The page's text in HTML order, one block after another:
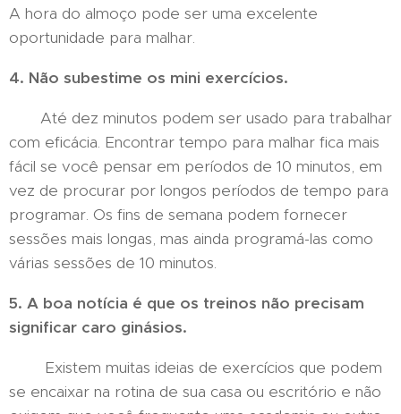
A hora do almoço pode ser uma excelente
oportunidade para malhar.
4. Não subestime os mini exercícios.
Até dez minutos podem ser usado para trabalhar
com eficácia. Encontrar tempo para malhar fica mais
fácil se você pensar em períodos de 10 minutos, em
vez de procurar por longos períodos de tempo para
programar. Os fins de semana podem fornecer
sessões mais longas, mas ainda programá-las como
várias sessões de 10 minutos.
5. A boa notícia é que os treinos não precisam
significar caro ginásios.
Existem muitas ideias de exercícios que podem
se encaixar na rotina de sua casa ou escritório e não